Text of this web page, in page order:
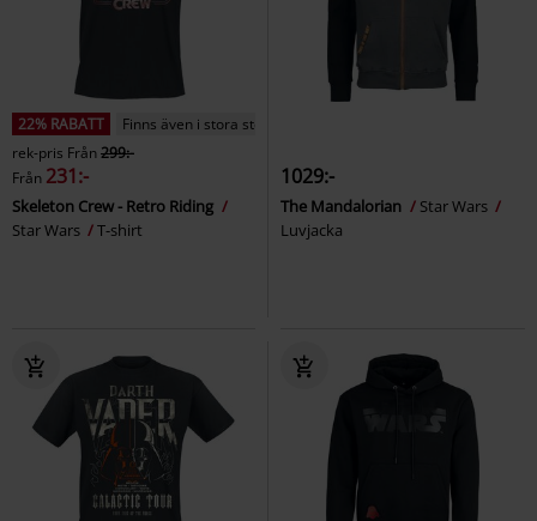
22% RABATT
Finns även i stora storlekar
rek-pris Från299:-
Från 231:-
Skeleton Crew - Retro Riding
Star Wars
T-shirt
1029:-
The Mandalorian
Star Wars
Luvjacka